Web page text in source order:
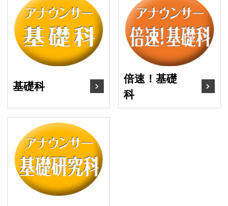
基礎科
倍速！基礎
科